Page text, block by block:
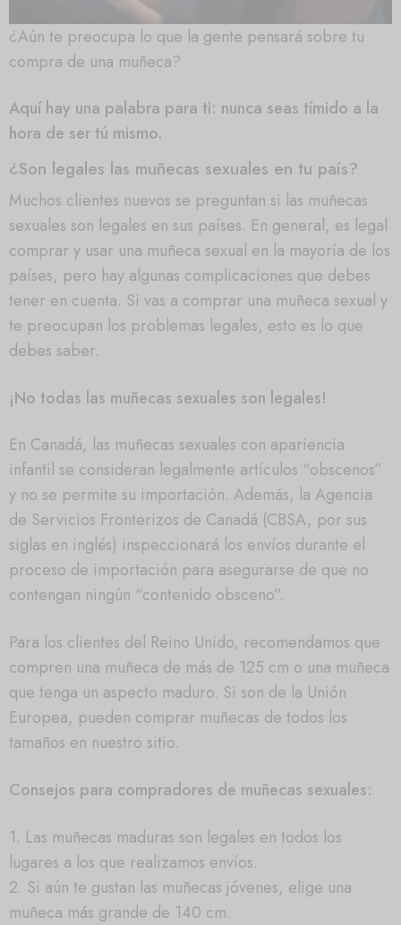
¿Aún te preocupa lo que la gente pensará sobre tu
compra de una muñeca?
Aquí hay una palabra para ti: nunca seas tímido a la
hora de ser tú mismo.
¿Son legales las muñecas sexuales en tu país?
Muchos clientes nuevos se preguntan si las muñecas
sexuales son legales en sus países. En general, es legal
comprar y usar una muñeca sexual en la mayoría de los
países, pero hay algunas complicaciones que debes
tener en cuenta. Si vas a comprar una muñeca sexual y
te preocupan los problemas legales, esto es lo que
debes saber.
¡No todas las muñecas sexuales son legales!
En Canadá, las muñecas sexuales con apariencia
infantil se consideran legalmente artículos “obscenos”
y no se permite su importación. Además, la Agencia
de Servicios Fronterizos de Canadá (CBSA, por sus
siglas en inglés) inspeccionará los envíos durante el
proceso de importación para asegurarse de que no
contengan ningún “contenido obsceno”.
Para los clientes del Reino Unido, recomendamos que
compren una muñeca de más de 125 cm o una muñeca
que tenga un aspecto maduro. Si son de la Unión
Europea, pueden comprar muñecas de todos los
tamaños en nuestro sitio.
Consejos para compradores de muñecas sexuales:
1. Las muñecas maduras son legales en todos los
lugares a los que realizamos envíos.
2. Si aún te gustan las muñecas jóvenes, elige una
muñeca más grande de 140 cm.